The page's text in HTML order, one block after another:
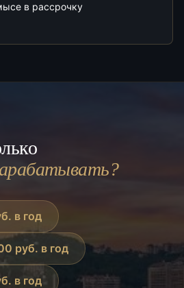
в рассрочку
в год
руб. в год
в год